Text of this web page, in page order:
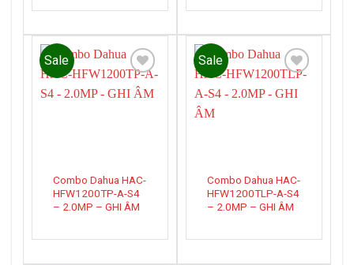
Sale
Add to
wishlist
Combo Dahua HAC-
HFW1200TP-A-S4
– 2.0MP – GHI ÂM
Sale
wishlist
Combo Dahua HAC-
HFW1200TLP-A-S4
– 2.0MP – GHI ÂM